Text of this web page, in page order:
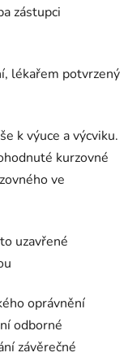
zástupci
lékařem potvrzený
k výuce a výcviku.
kurzovné
ve
uzavřené
oprávnění
odborné
závěrečné